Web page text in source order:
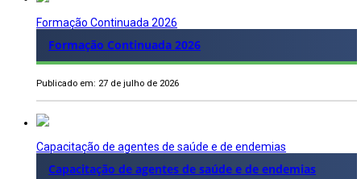
Formação Continuada 2026
Formação Continuada 2026
Publicado em: 27 de julho de 2026
Capacitação de agentes de saúde e de endemias
Capacitação de agentes de saúde e de endemias